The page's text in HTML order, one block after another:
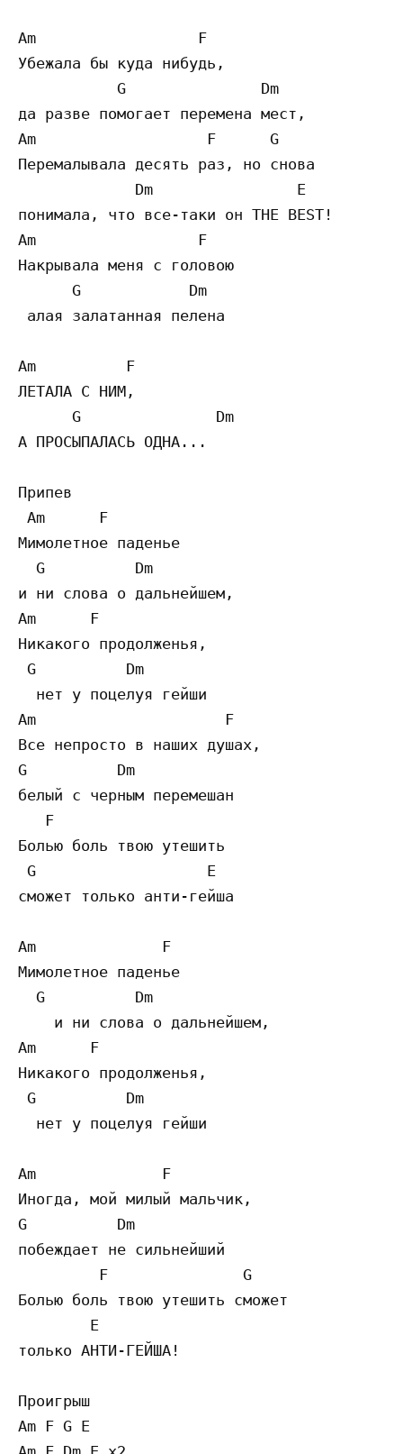
Am
Убежала бы куда нибудь,
           G               Dm
да разве помогает перемена мест,
Am                   F      G
Перемалывала десять раз, но снова
             Dm                E
понимала, что все-таки он THE BEST!
Am
Накрывала меня с головою
      G            Dm
алая залатанная пелена
Am          F
ЛЕТАЛА С НИМ,
      G               Dm
А ПРОСЫПАЛАСЬ ОДНА...
Припев
Am      F
Мимолетное паденье
  G          Dm
и ни слова о дальнейшем,
Am      F
Никакого продолженья,
G          Dm
  нет у поцелуя гейши
Am                     F
Все непросто в наших душах,
G          Dm
белый с черным перемешан
   F
Болью боль твою утешить
G                   E
сможет только анти-гейша
Am              F
Мимолетное паденье
  G          Dm
    и ни слова о дальнейшем,
Am      F
Никакого продолженья,
G          Dm
  нет у поцелуя гейши
Am              F
Иногда, мой милый мальчик,
G          Dm
побеждает не сильнейший
         F               G
Болью боль твою утешить сможет
только АНТИ-ГЕЙША!
Проигрыш
Am F G E